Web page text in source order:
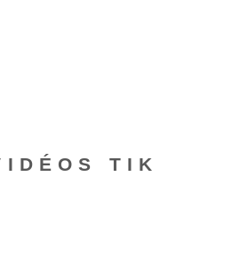
TIK